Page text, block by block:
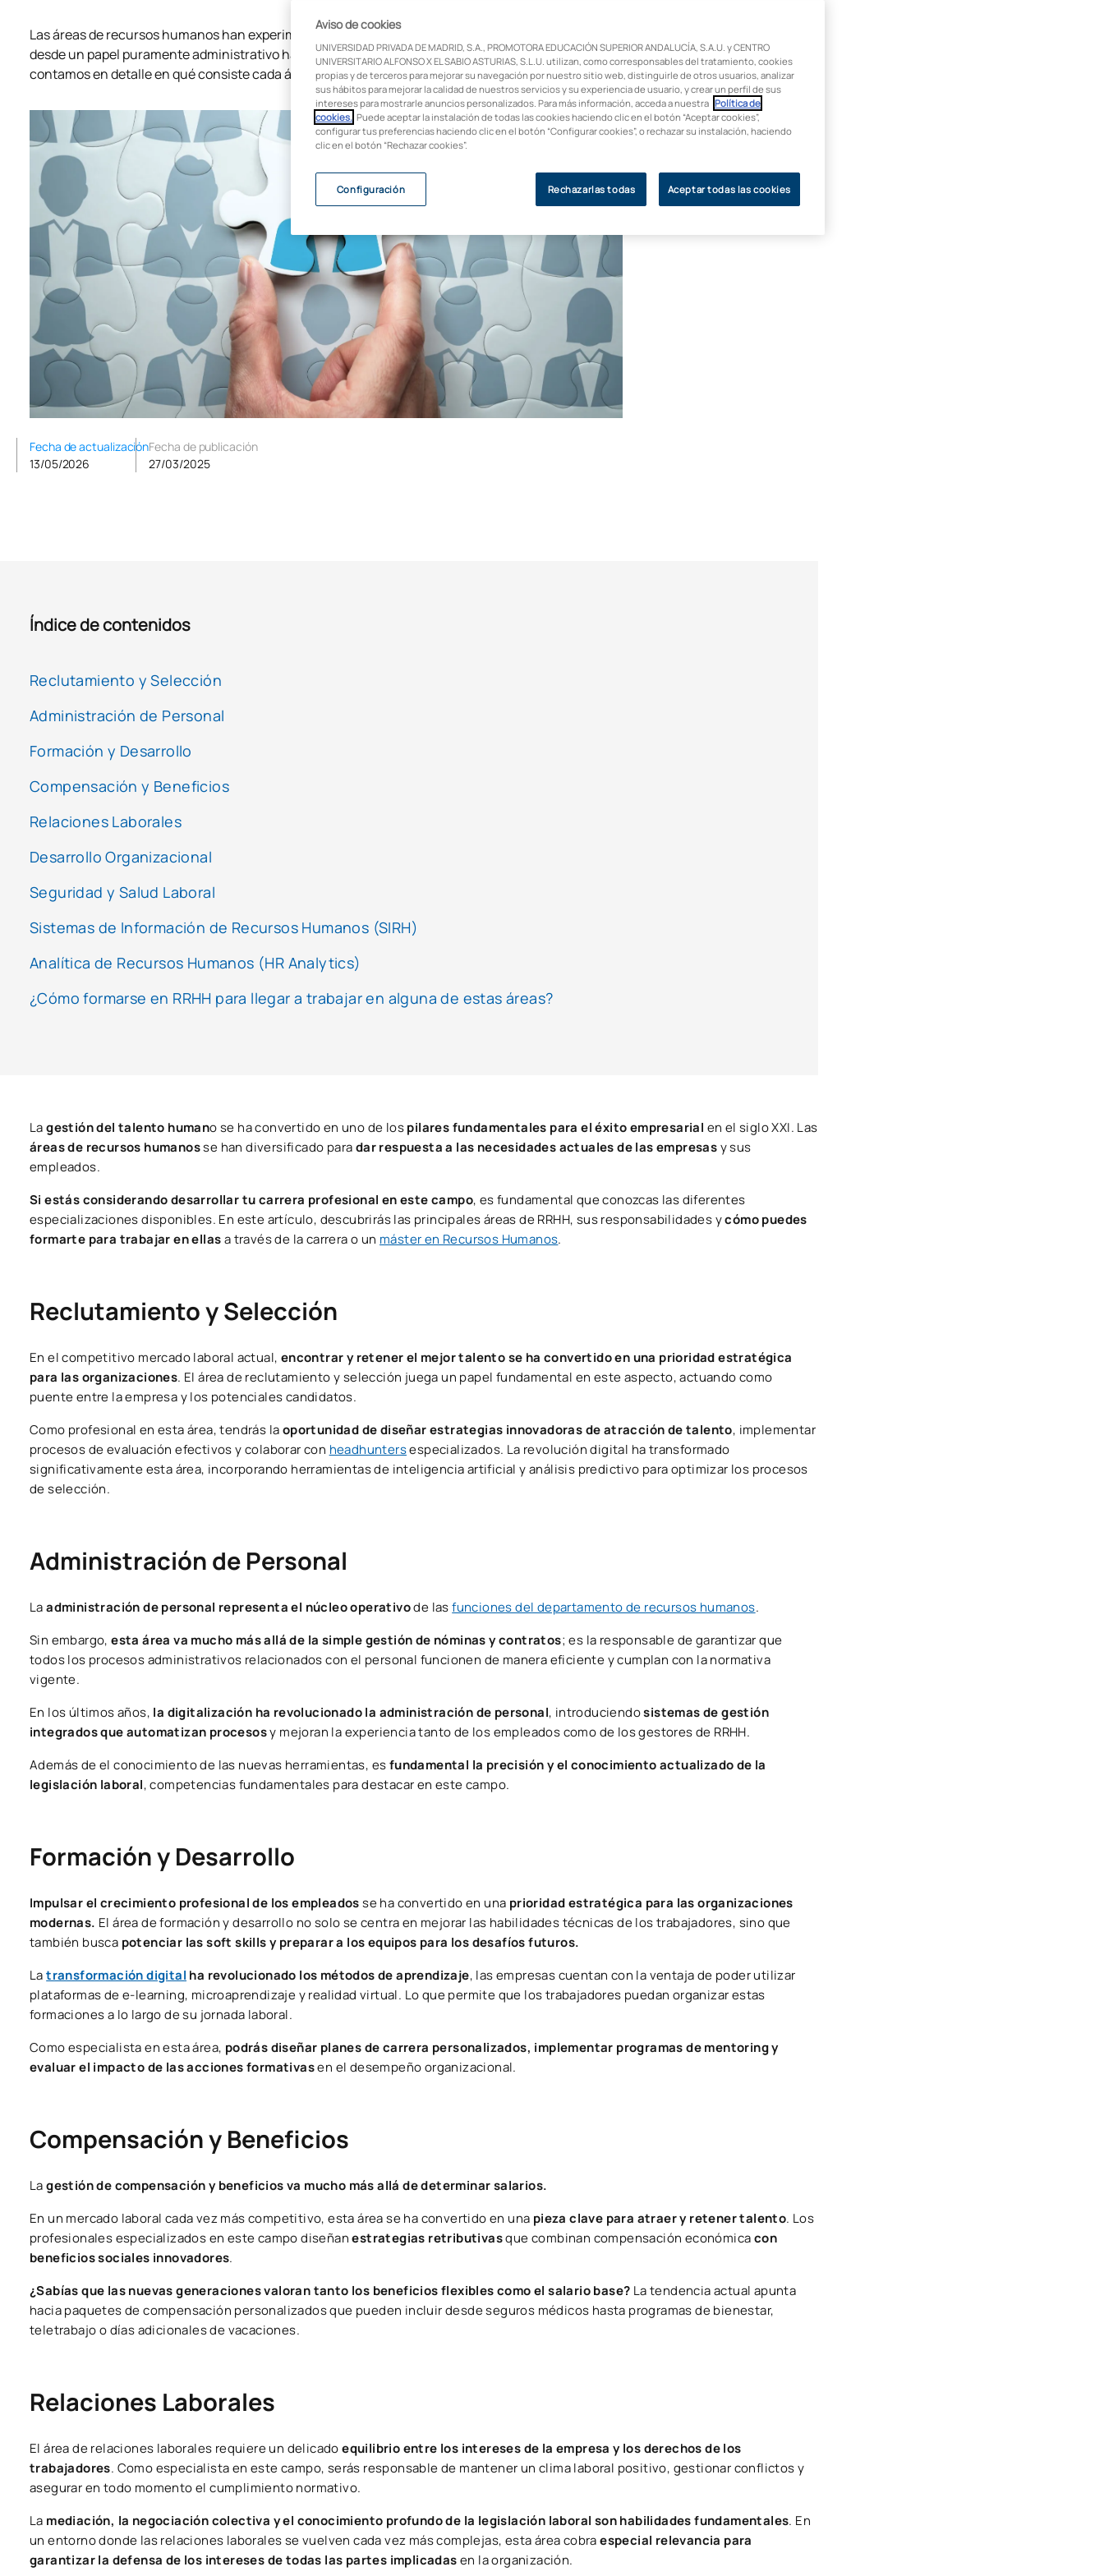
Las áreas de recursos humanos han experimentado una profunda transformación, evolucionando
desde un papel puramente administrativo hasta convertirse en socios estratégicos del negocio. Te
contamos en detalle en qué consiste cada área.
Fecha de actualización
13/05/2026
Fecha de publicación
27/03/2025
Índice de contenidos
Reclutamiento y Selección
Administración de Personal
Formación y Desarrollo
Compensación y Beneficios
Relaciones Laborales
Desarrollo Organizacional
Seguridad y Salud Laboral
Sistemas de Información de Recursos Humanos (SIRH)
Analítica de Recursos Humanos (HR Analytics)
¿Cómo formarse en RRHH para llegar a trabajar en alguna de estas áreas?
Lagestión del talento humano se ha convertido en uno de lospilares fundamentales para el éxito empresarial en el siglo XXI. Las
áreas de recursos humanosse han diversificado paradar respuesta a las necesidades actuales de las empresasy sus
empleados.
Si estás considerando desarrollar tu carrera profesional en este campo, es fundamental que conozcas las diferentes
especializaciones disponibles. En este artículo, descubrirás las principales áreas de RRHH, sus responsabilidades ycómo puedes
formarte para trabajar en ellasa través de la carrera o un máster en Recursos Humanos.
Reclutamiento y Selección
En el competitivo mercado laboral actual, encontrar y retener el mejor talento se ha convertido en una prioridad estratégica
para las organizaciones. El área de reclutamiento y selección juega un papel fundamental en este aspecto, actuando como
puente entre la empresa y los potenciales candidatos.
Como profesional en esta área, tendrás laoportunidad de diseñar estrategias innovadoras de atracción de talento, implementar
procesos de evaluación efectivos y colaborar con headhuntersespecializados. La revolución digital ha transformado
significativamente esta área, incorporando herramientas de inteligencia artificial y análisis predictivo para optimizar los procesos
de selección.
Administración de Personal
Laadministración de personal representa el núcleo operativode lasfunciones del departamento de recursos humanos.
Sin embargo, esta área va mucho más allá de la simple gestión de nóminas y contratos; es la responsable de garantizar que
todos los procesos administrativos relacionados con el personal funcionen de manera eficiente y cumplan con la normativa
vigente.
En los últimos años, la digitalización ha revolucionado la administración de personal, introduciendosistemas de gestión
integrados que automatizan procesosy mejoran la experiencia tanto de los empleados como de los gestores de RRHH.
Además de el conocimiento de las nuevas herramientas, esfundamental la precisión y el conocimiento actualizado de la
legislación laboral, competencias fundamentales para destacar en este campo.
Formación y Desarrollo
Impulsar el crecimiento profesional de los empleadosse ha convertido en una prioridad estratégica para las organizaciones
modernas. El área de formación y desarrollo no solo se centra en mejorar las habilidades técnicas de los trabajadores, sino que
también busca potenciar las soft skills y preparar a los equipos para los desafíos futuros.
Latransformación digital ha revolucionado los métodos de aprendizaje, las empresas cuentan con la ventaja de poder utilizar
plataformas de e-learning, microaprendizaje y realidad virtual. Lo que permite que los trabajadores puedan organizar estas
formaciones a lo largo de su jornada laboral.
Como especialista en esta área, podrás diseñar planes de carrera personalizados, implementar programas de mentoring y
evaluar el impacto de las acciones formativasen el desempeño organizacional.
Compensación y Beneficios
Lagestión de compensación y beneficios va mucho más allá de determinar salarios.
En un mercado laboral cada vez más competitivo, esta área se ha convertido en una pieza clave para atraer y retener talento. Los
profesionales especializados en este campo diseñanestrategias retributivasque combinan compensación económicacon
beneficios sociales innovadores.
¿Sabías que las nuevas generaciones valoran tanto los beneficios flexibles como el salario base? La tendencia actual apunta
hacia paquetes de compensación personalizados que pueden incluir desde seguros médicos hasta programas de bienestar,
teletrabajo o días adicionales de vacaciones.
Relaciones Laborales
El área de relaciones laborales requiere un delicadoequilibrio entre los intereses de la empresa y los derechos de los
trabajadores. Como especialista en este campo, serás responsable de mantener un clima laboral positivo, gestionar conflictos y
asegurar en todo momento el cumplimiento normativo.
La mediación, la negociación colectiva y el conocimiento profundo de la legislación laboral son habilidades fundamentales. En
un entorno donde las relaciones laborales se vuelven cada vez más complejas, esta área cobraespecial relevancia para
garantizar la defensa de los intereses de todas las partes implicadasen la organización.
Aviso de cookies
UNIVERSIDAD PRIVADA DE MADRID, S.A., PROMOTORA EDUCACIÓN SUPERIOR ANDALUCÍA, S.A.U. y CENTRO
UNIVERSITARIO ALFONSO X EL SABIO ASTURIAS, S.L.U. utilizan, como corresponsables del tratamiento, cookies
propias y de terceros para mejorar su navegación por nuestro sitio web, distinguirle de otros usuarios, analizar
sus hábitos para mejorar la calidad de nuestros servicios y su experiencia de usuario, y crear un perfil de sus
intereses para mostrarle anuncios personalizados. Para más información, acceda a nuestra Política de
cookies. . Puede aceptar la instalación de todas las cookies haciendo clic en el botón “Aceptar cookies”,
configurar tus preferencias haciendo clic en el botón “Configurar cookies”, o rechazar su instalación, haciendo
clic en el botón “Rechazar cookies”.
Rechazarlas todas Aceptar todas las cookies
Configuración